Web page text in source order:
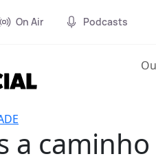
On Air Podcasts
a